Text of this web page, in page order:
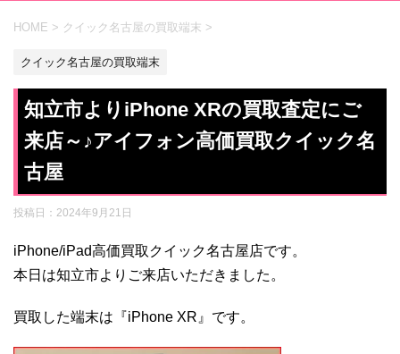
HOME > クイック名古屋の買取端末 >
クイック名古屋の買取端末
知立市よりiPhone XRの買取査定にご
来店～♪アイフォン高価買取クイック名
古屋
投稿日： 2024年9月21日
iPhone/iPad高価買取クイック名古屋店です。
本日は知立市よりご来店いただきました。
買取した端末は『iPhone XR』です。